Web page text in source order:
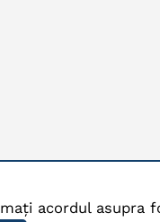
acordul asupra